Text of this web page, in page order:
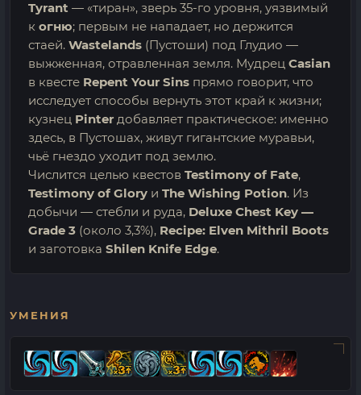
Tyrant — «тиран», зверь 35-го уровня, уязвимый
к огню; первым не нападает, но держится
стаей. Wastelands (Пустоши) под Глудио —
выжженная, отравленная земля. Мудрец Casian
в квесте Repent Your Sins прямо говорит, что
исследует способы вернуть этот край к жизни;
кузнец Pinter добавляет практическое: именно
здесь, в Пустошах, живут гигантские муравьи,
чьё гнездо уходит под землю.
Числится целью квестов Testimony of Fate,
Testimony of Glory и The Wishing Potion. Из
добычи — стебли и руда, Deluxe Chest Key —
Grade 3 (около 3,3%), Recipe: Elven Mithril Boots
и заготовка Shilen Knife Edge.
УМЕНИЯ